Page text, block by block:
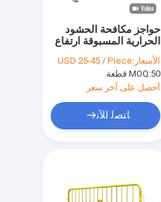
حواجز مكافحة الحشود
الحرارية المسبوقة ارتفاع
ثقيل حصار مؤقت لسلامة
الحدث
الأسعار:USD 25-45 / Piece
MOQ:50 قطعة
أحصل على آخر سعر
ﺎﺘﺼﻟ ﺍﻶﻧ